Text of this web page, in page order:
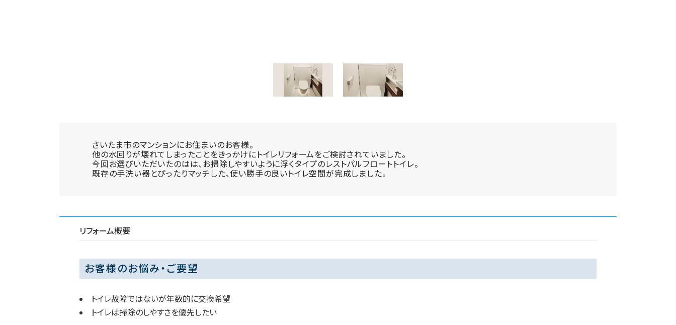
さいたま市のマンションにお住まいのお客様。
他の水回りが壊れてしまったことをきっかけにトイレリフォームをご検討されていました。
今回お選びいただいたのはは、お掃除しやすいように浮くタイプのレストパルフロートトイレ。
既存の手洗い器とぴったりマッチした、使い勝手の良いトイレ空間が完成しました。
リフォーム概要
お客様のお悩み・ご要望
トイレ故障ではないが年数的に交換希望
トイレは掃除のしやすさを優先したい